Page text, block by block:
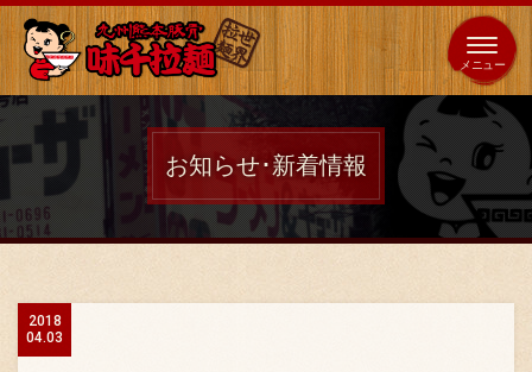
全国
展開 海外 653 店 64 店
ホーム
お知らせ･新着情報
2018
04.03